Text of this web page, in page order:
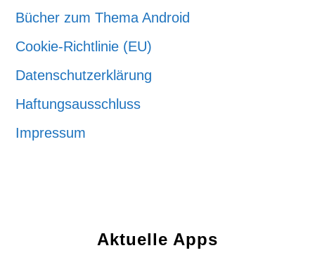
Bücher zum Thema Android
Cookie-Richtlinie (EU)
Datenschutzerklärung
Haftungsausschluss
Impressum
Aktuelle Apps